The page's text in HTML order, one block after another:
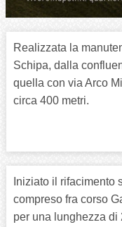
Realizzata la
Schipa, dalla
quella con via Arco
circa 400 metri.
Iniziato il rifacimento
compreso fra corso
per una lunghezza di